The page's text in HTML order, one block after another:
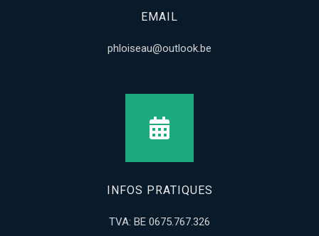
EMAIL
phloiseau@outlook.be
INFOS PRATIQUES
TVA: BE 0675.767.326